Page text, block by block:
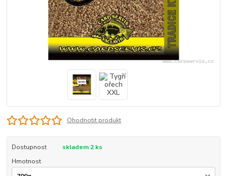
Ohodnotit produkt
Dostupnost
skladem 2 ks
Hmotnost